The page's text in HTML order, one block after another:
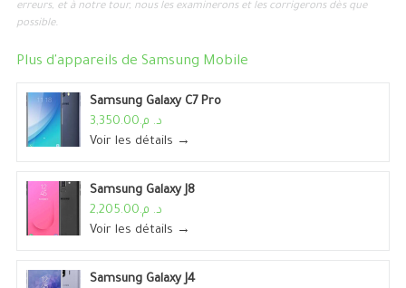
erreurs, et à notre tour, nous les examinerons et les corrigerons dès que
possible.
Plus d'appareils de Samsung Mobile
Samsung Galaxy C7 Pro
د. م.3,350.00
Voir les détails →
Samsung Galaxy J8
د. م.2,205.00
Voir les détails →
Samsung Galaxy J4